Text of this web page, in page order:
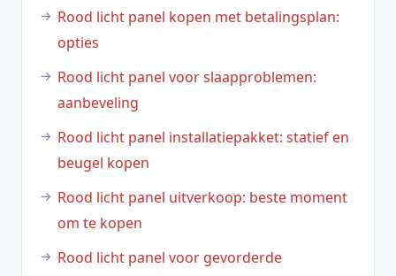
Rood licht panel kopen met betalingsplan:
opties
Rood licht panel voor slaapproblemen:
aanbeveling
Rood licht panel installatiepakket: statief en
beugel kopen
Rood licht panel uitverkoop: beste moment
om te kopen
Rood licht panel voor gevorderde